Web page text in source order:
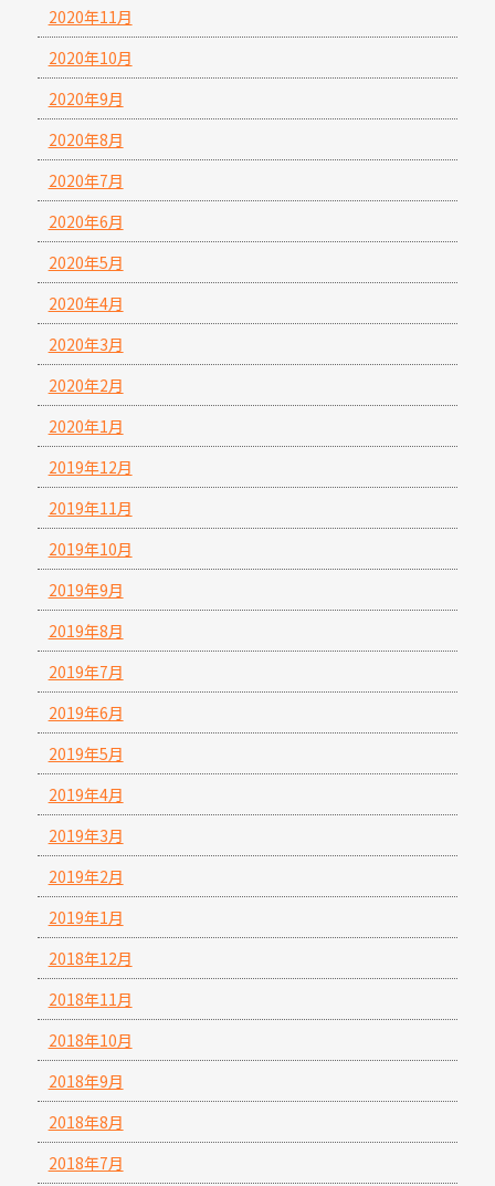
2020年11月
2020年10月
2020年9月
2020年8月
2020年7月
2020年6月
2020年5月
2020年4月
2020年3月
2020年2月
2020年1月
2019年12月
2019年11月
2019年10月
2019年9月
2019年8月
2019年7月
2019年6月
2019年5月
2019年4月
2019年3月
2019年2月
2019年1月
2018年12月
2018年11月
2018年10月
2018年9月
2018年8月
2018年7月